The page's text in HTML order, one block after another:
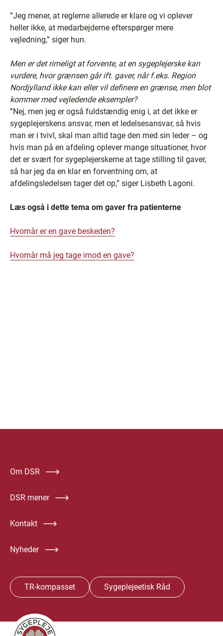
”Jeg mener, at reglerne allerede er klare og vi oplever
heller ikke, at medarbejderne efterspørger mere
vejledning,” siger hun.
Men er det rimeligt at forvente, at en sygeplejerske kan
vurdere, hvor grænsen går ift. gaver, når f.eks. Region
Nordjylland ikke kan eller vil definere en grænse, men blot
kommer med vejledende eksempler?
”Nej, men jeg er også fuldstændig enig i, at det ikke er
sygeplejerskens ansvar, men et ledelsesansvar, så hvis
man er i tvivl, skal man altid tage den med sin leder – og
hvis man på en afdeling oplever mange situationer, hvor
det er svært for sygeplejerskerne at tage stilling til gaver,
så har jeg da en klar en forventning om, at
afdelingsledelsen tager det op,” siger Lisbeth Lagoni.
Læs også i dette tema om gaver fra patienterne
Hvornår er en gave beskeden?
Hvornår må jeg tage imod en gave?
Om DSR
DSR mener
Kontakt
Nyheder
TR-kompasset Sygeplejeetisk Råd